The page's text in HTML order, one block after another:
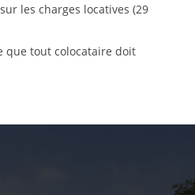
les charges locatives (29
que tout colocataire doit